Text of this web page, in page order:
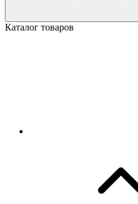
Каталог товаров